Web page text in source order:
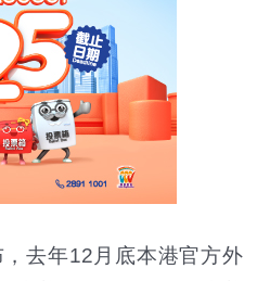
去年12月底本港官方外